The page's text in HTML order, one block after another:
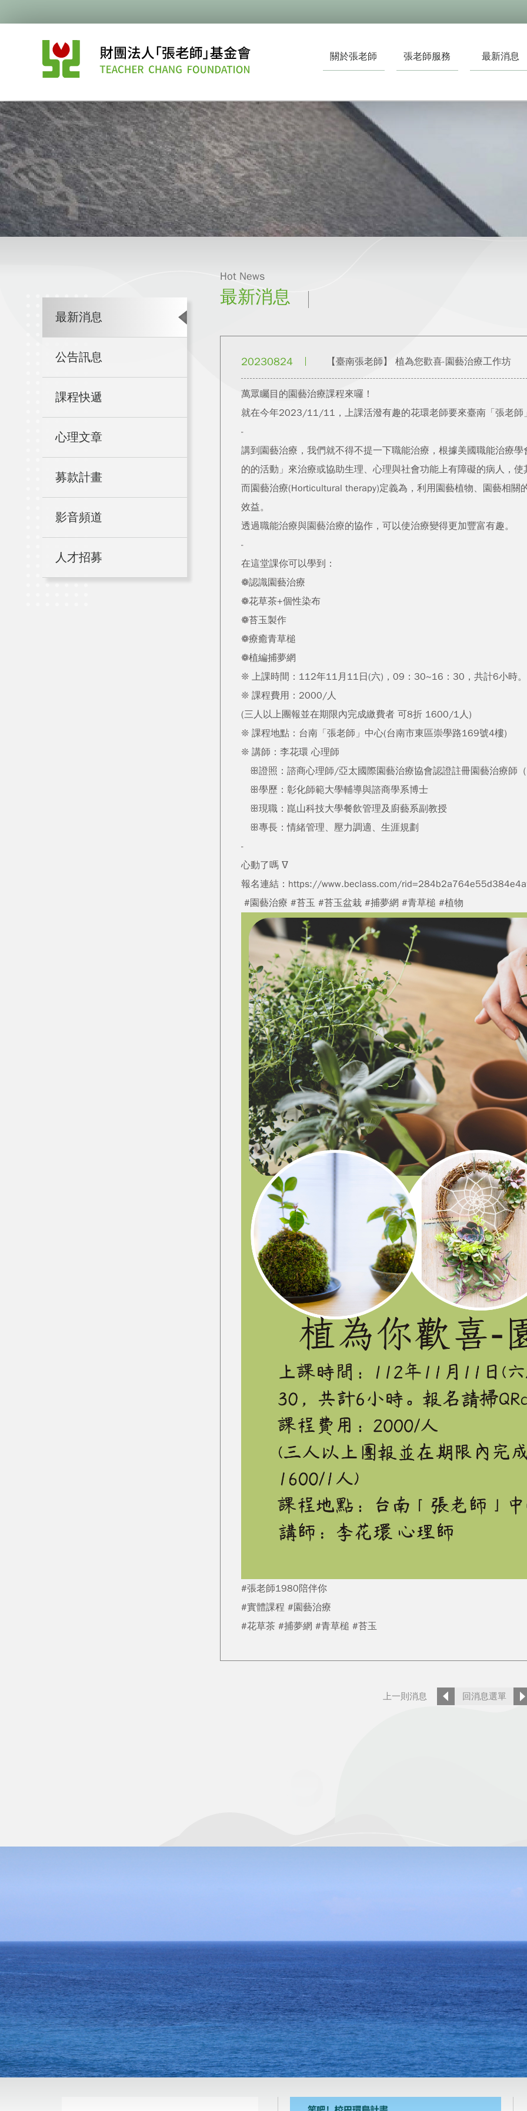
關於張老師 張老師服務 最新消息
最新消息
公告訊息
課程快遞
心理文章
募款計畫
影音頻道
人才招募
Hot News
最新消息
20230824 【臺南張老師】 植為您歡喜-園藝治療工作坊
萬眾矚目的園藝治療課程來囉！
就在今年2023/11/11，上課活潑有趣的花環老師要來臺南「張老師
-
講到園藝治療，我們就不得不提一下職能治療，根據美國職能治療
的的活動」來治療或協助生理、心理與社會功能上有障礙的病人，
而園藝治療(Horticultural therapy)定義為，利用園藝植物、園藝相關
效益。
透過職能治療與園藝治療的協作，可以使治療變得更加豐富有趣。
-
在這堂課你可以學到：
❁認識園藝治療
❁花草茶+個性染布
❁苔玉製作
❁療癒青草槌
❁植編捕夢網
❊ 上課時間：112年11月11日(六)，09：30~16：30，共計6小時。
❊ 課程費用：2000/人
(三人以上團報並在期限內完成繳費者 可8折 1600/1人)
❊ 課程地點：台南「張老師」中心(台南市東區崇學路169號4樓)
❊ 講師：李花環 心理師
ꕥ證照：諮商心理師/亞太國際園藝治療協會認證註冊園藝治療師
ꕥ學歷：彰化師範大學輔導與諮商學系博士
ꕥ現職：崑山科技大學餐飲管理及廚藝系副教授
ꕥ專長：情緒管理、壓力調適、生涯規劃
-
心動了嗎 ᐁ
報名連結： https://www.beclass.com/
#園藝治療 #苔玉 #苔玉盆栽 #捕夢網 #青草槌 #植物
#張老師1980陪伴你
#實體課程 #園藝治療
#花草茶 #捕夢網 #青草槌 #苔玉
上一則消息 回消息選單